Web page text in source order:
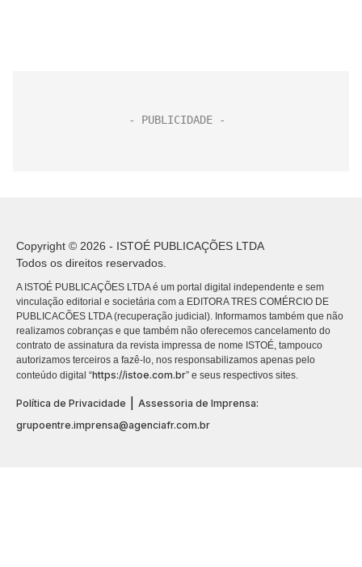
Copyright © 2026 - ISTOÉ PUBLICAÇÕES LTDA
Todos os direitos reservados.
A ISTOÉ PUBLICAÇÕES LTDA é um portal digital independente e sem
vinculação editorial e societária com a EDITORA TRES COMÉRCIO DE
PUBLICACÕES LTDA (recuperação judicial). Informamos também que não
realizamos cobranças e que também não oferecemos cancelamento do
contrato de assinatura da revista impressa de nome ISTOÉ, tampouco
autorizamos terceiros a fazê-lo, nos responsabilizamos apenas pelo
conteúdo digital “https://istoe.com.br” e seus respectivos sites.
Política de Privacidade
Assessoria de Imprensa:
grupoentre.imprensa@agenciafr.com.br